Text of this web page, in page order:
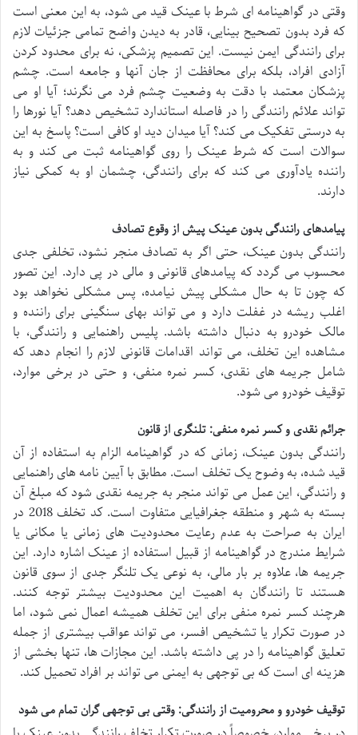
وقتی در گواهینامه ای شرط با عینک قید می شود، به این معنی است
که فرد بدون تصحیح بینایی، قادر به دیدن واضح تمامی جزئیات لازم
برای رانندگی ایمن نیست. این تصمیم پزشکی، نه برای محدود کردن
آزادی افراد، بلکه برای محافظت از جان آنها و جامعه است. چشم
پزشکان معتمد با دقت به وضعیت چشم فرد می نگرند؛ آیا او می
تواند علائم رانندگی را در فاصله استاندارد تشخیص دهد؟ آیا نورها را
به درستی تفکیک می کند؟ آیا میدان دید او کافی است؟ پاسخ به این
سوالات است که شرط عینک را روی گواهینامه ثبت می کند و به
راننده یادآوری می کند که برای رانندگی، چشمان او به کمکی نیاز
دارند.
پیامدهای رانندگی بدون عینک پیش از وقوع تصادف
رانندگی بدون عینک، حتی اگر به تصادف منجر نشود، تخلفی جدی
محسوب می گردد که پیامدهای قانونی و مالی در پی دارد. این تصور
که چون تا به حال مشکلی پیش نیامده، پس مشکلی نخواهد بود
اغلب ریشه در غفلت دارد و می تواند بهای سنگینی برای راننده و
مالک خودرو به دنبال داشته باشد. پلیس راهنمایی و رانندگی، با
مشاهده این تخلف، می تواند اقدامات قانونی لازم را انجام دهد که
شامل جریمه های نقدی، کسر نمره منفی، و حتی در برخی موارد،
توقیف خودرو می شود.
جرائم نقدی و کسر نمره منفی: تلنگری از قانون
رانندگی بدون عینک، زمانی که در گواهینامه الزام به استفاده از آن
قید شده، به وضوح یک تخلف است. مطابق با آیین نامه های راهنمایی
و رانندگی، این عمل می تواند منجر به جریمه نقدی شود که مبلغ آن
بسته به شهر و منطقه جغرافیایی متفاوت است. کد تخلف 2018 در
ایران به صراحت به عدم رعایت محدودیت های زمانی یا مکانی یا
شرایط مندرج در گواهینامه از قبیل استفاده از عینک اشاره دارد. این
جریمه ها، علاوه بر بار مالی، به نوعی یک تلنگر جدی از سوی قانون
هستند تا رانندگان به اهمیت این محدودیت بیشتر توجه کنند.
هرچند کسر نمره منفی برای این تخلف همیشه اعمال نمی شود، اما
در صورت تکرار یا تشخیص افسر، می تواند عواقب بیشتری از جمله
تعلیق گواهینامه را در پی داشته باشد. این مجازات ها، تنها بخشی از
هزینه ای است که بی توجهی به ایمنی می تواند بر افراد تحمیل کند.
توقیف خودرو و محرومیت از رانندگی: وقتی بی توجهی گران تمام می شود